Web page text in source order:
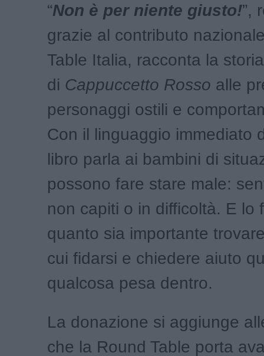
“Non è per niente giusto!”,
grazie al contributo
Table Italia, racconta la storia
di Cappuccetto Rosso alle
personaggi ostili e
Con il linguaggio immediato
libro parla ai bambini di
possono fare stare male:
non capiti o in difficoltà. E lo
quanto sia importante
cui fidarsi e chiedere aiuto
qualcosa pesa dentro.
La donazione si aggiunge
che la Round Table porta